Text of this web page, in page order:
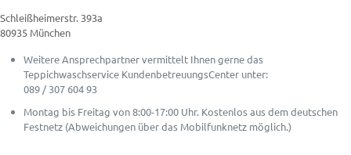
Schleißheimerstr. 393a
80935 München
Weitere Ansprechpartner vermittelt Ihnen gerne das
Teppichwaschservice KundenbetreuungsCenter unter:
089 / 307 604 93
Montag bis Freitag von 8:00-17:00 Uhr. Kostenlos aus dem deutschen
Festnetz (Abweichungen über das Mobilfunknetz möglich.)